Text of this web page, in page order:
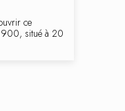
ce
situé à 20